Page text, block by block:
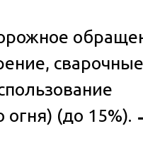
сварочные
огня) (до 15%).